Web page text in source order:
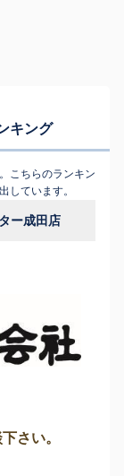
キング
こちらのランキン
しています。
ー成田店
さい。